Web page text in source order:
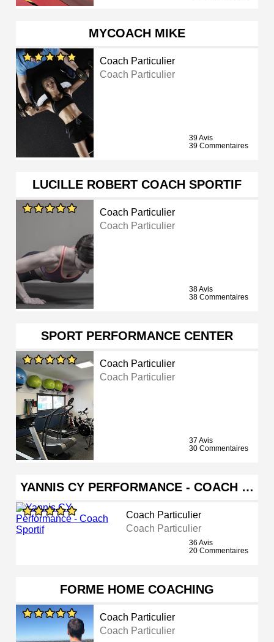
MYCOACH MIKE
Coach Particulier
Coach Particulier
39 Avis
39 Commentaires
LUCILLE ROBERT COACH SPORTIF
Coach Particulier
Coach Particulier
38 Avis
38 Commentaires
SPORT PERFORMANCE CENTER
Coach Particulier
Coach Particulier
37 Avis
30 Commentaires
YANNIS CY PERFORMANCE - COACH …
Coach Particulier
Coach Particulier
36 Avis
20 Commentaires
FORME HOME COACHING
Coach Particulier
Coach Particulier